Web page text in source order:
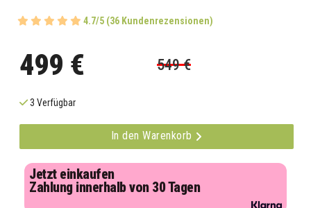
4.7/5 (36 Kundenrezensionen)
499 € 549 €
3 Verfügbar
In den Warenkorb
Jetzt einkaufen
Zahlung innerhalb von 30 Tagen